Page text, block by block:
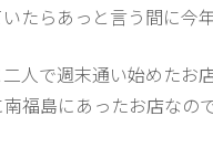
たらあっと言う間に今
人で週末通い始めたお店
福島にあったお店なの